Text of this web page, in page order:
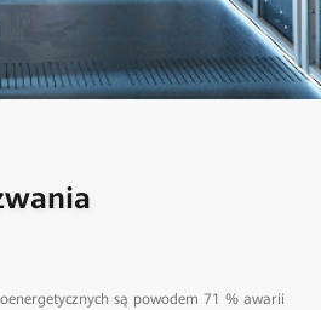
są powodem 71 % awarii